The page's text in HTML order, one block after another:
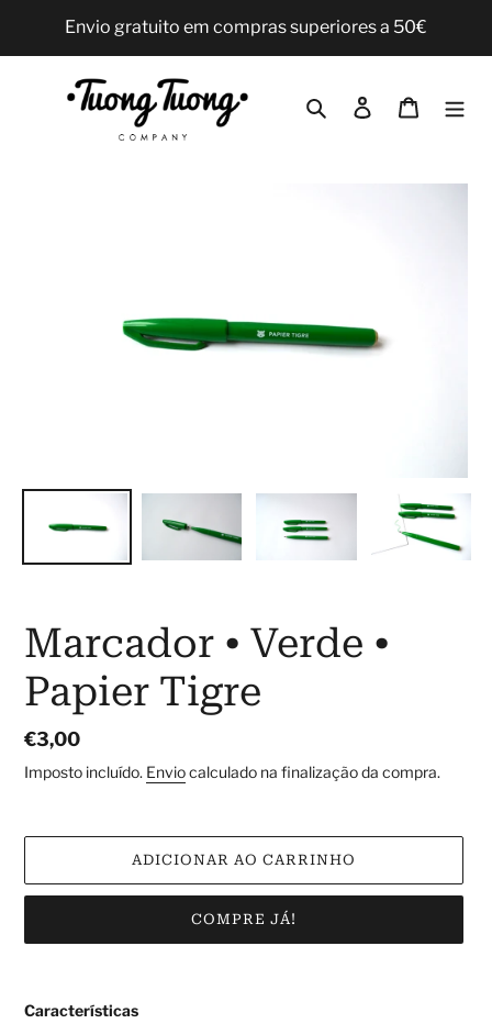
o
Conteúdo
Envio gratuito em compras superiores a 50€
PesquisarIniciar sessão
Carrinho
Marcador • Verde •
Papier Tigre
Preço
normal
€3,00
Imposto incluído. Enviocalculado na finalização da compra.
ADICIONAR AO CARRINHO
COMPRE JÁ!
produto
Características